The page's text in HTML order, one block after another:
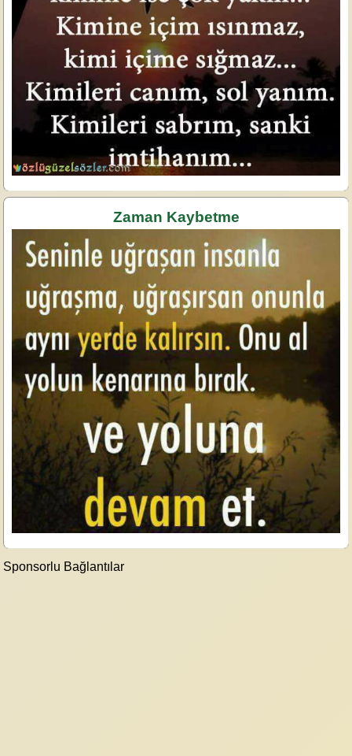
Zaman Kaybetme
Sponsorlu Bağlantılar